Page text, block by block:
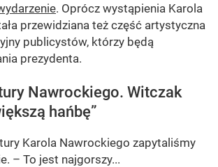
. Oprócz wystąpienia Karola
przewidziana też część artystyczna
publicystów, którzy będą
prezydenta.
Nawrockiego. Witczak
hańbę”
Karola Nawrockiego zapytaliśmy
– To jest najgorszy...